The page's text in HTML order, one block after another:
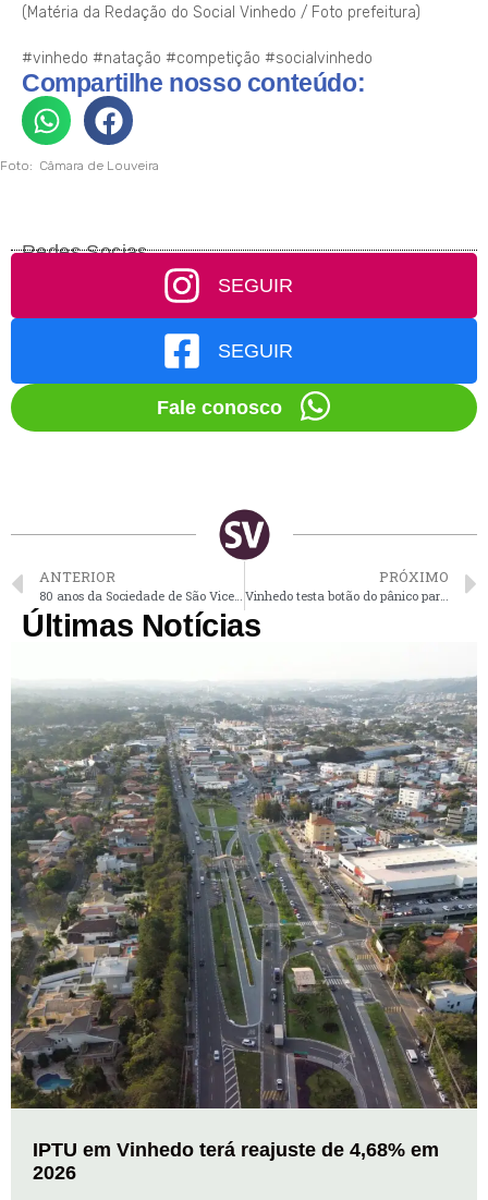
(Matéria da Redação do Social Vinhedo / Foto prefeitura)
#vinhedo #natação #competição #socialvinhedo
Compartilhe nosso conteúdo:
Foto: Câmara de Louveira
Redes Socias
SEGUIR
SEGUIR
Fale conosco
ANTERIOR
80 anos da Sociedade de São Vicente de Paulo em Vinhedo são celebrados com missa
PRÓXIMO
Vinhedo testa botão do pânico para idosos acionarem em caso de emergência
Últimas Notícias
IPTU em Vinhedo terá reajuste de 4,68% em
2026